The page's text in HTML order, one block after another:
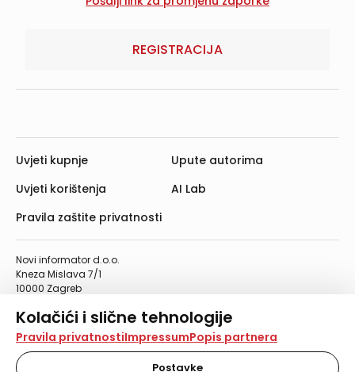
Kolačići i slične tehnologije
Na našoj web stranici koristimo kolačiće i slične
tehnologije za pohranu, čitanje i obradu informacija na
vašem uređaju. Time poboljšavamo korisničko iskustvo,
Pravila privatnostiImpressumPopis partnera
Postavke
REGISTRACIJA
Novi informator d.o.o.
Kneza Mislava 7/1
10000 Zagreb
Telefaks: 01/4612-553
info@informator.hr
Uvjeti kupnje
Uvjeti korištenja
Pravila zaštite privatnosti
Upute autorima
AI Lab